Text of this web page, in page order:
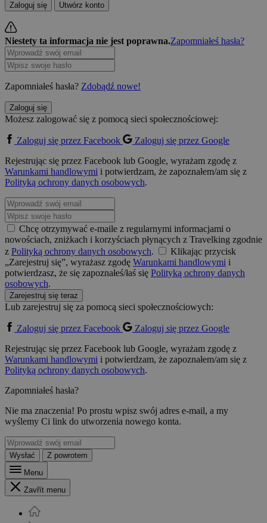
Zaloguj się Utwórz konto
Niestety ta informacja nie jest poprawna.Zapomniałeś hasła?
Zapomniałeś hasła? Zdobądź nowe!
Zaloguj się
Możesz zalogować się z pomocą sieci społecznościowej:
Zaloguj się przez Facebook
Zaloguj się przez Google
Rejestrując się przez Facebook lub Google, wyrażam zgodę z
Warunkami handlowymi i potwierdzam, że zapoznałem/am się z
Polityką ochrony danych osobowych.
Chcę otrzymywać e-maile z regularnymi informacjami o
nowościach, zniżkach i korzyściach płynących z Travelking zgodnie
z Polityką ochrony danych osobowych.
Klikając przycisk
„Zarejestruj się”, wyrażasz zgodę Warunkami handlowymi i
potwierdzasz, że się zapoznałeś/łaś się Polityką ochrony danych
osobowych.
Zarejestruj się teraz
Lub zarejestruj się za pomocą sieci społecznościowych:
Zaloguj się przez Facebook
Zaloguj się przez Google
Rejestrując się przez Facebook lub Google, wyrażam zgodę z
Warunkami handlowymi i potwierdzam, że zapoznałem/am się z
Polityką ochrony danych osobowych.
Zapomniałeś hasła?
Nie ma znaczenia! Po prostu wpisz swój adres e-mail, a my
wyślemy Ci link do utworzenia nowego konta.
Wysłać
Z powrotem
Menu
Zavřít menu